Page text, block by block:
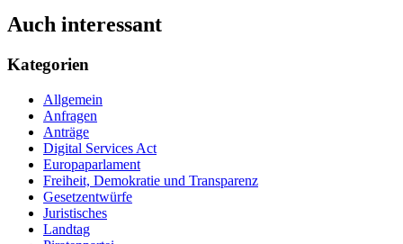
Auch interessant
Kategorien
Allgemein
Anfragen
Anträge
Digital Services Act
Europaparlament
Freiheit, Demokratie und Transparenz
Gesetzentwürfe
Juristisches
Landtag